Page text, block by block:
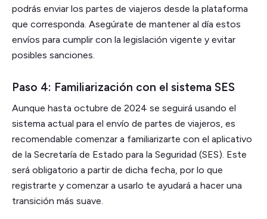
podrás enviar los partes de viajeros desde la plataforma
que corresponda. Asegúrate de mantener al día estos
envíos para cumplir con la legislación vigente y evitar
posibles sanciones.
Paso 4: Familiarización con el sistema SES
Aunque hasta octubre de 2024 se seguirá usando el
sistema actual para el envío de partes de viajeros, es
recomendable comenzar a familiarizarte con el aplicativo
de la Secretaría de Estado para la Seguridad (SES). Este
será obligatorio a partir de dicha fecha, por lo que
registrarte y comenzar a usarlo te ayudará a hacer una
transición más suave.